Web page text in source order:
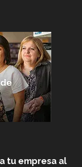
tu empresa al